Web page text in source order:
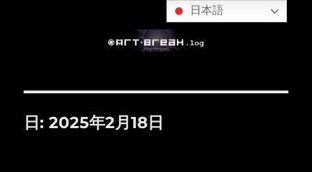
日:2025年2月18日
日本語